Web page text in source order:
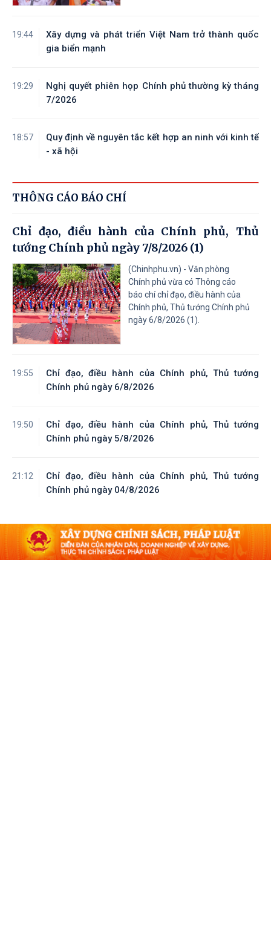
19:44
Xây dựng và phát triển Việt Nam trở thành quốc
gia biển mạnh
19:29
Nghị quyết phiên họp Chính phủ thường kỳ tháng
7/2026
18:57
Quy định về nguyên tắc kết hợp an ninh với kinh tế
- xã hội
THÔNG CÁO BÁO CHÍ
Chỉ đạo, điều hành của Chính phủ, Thủ
tướng Chính phủ ngày 7/8/2026 (1)
(Chinhphu.vn) - Văn phòng
Chính phủ vừa có Thông cáo
báo chí chỉ đạo, điều hành của
Chính phủ, Thủ tướng Chính phủ
ngày 6/8/2026 (1).
19:55
Chỉ đạo, điều hành của Chính phủ, Thủ tướng
Chính phủ ngày 6/8/2026
19:50
Chỉ đạo, điều hành của Chính phủ, Thủ tướng
Chính phủ ngày 5/8/2026
21:12
Chỉ đạo, điều hành của Chính phủ, Thủ tướng
Chính phủ ngày 04/8/2026